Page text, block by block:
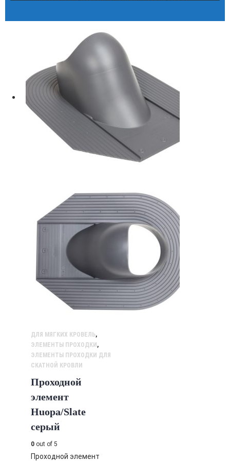
ДЛЯ МЯГКИХ КРОВЕЛЬ,
ЭЛЕМЕНТЫ ПРОХОДКИ ,
ЭЛЕМЕНТЫ ПРОХОДКИ ДЛЯ
СКАТНОЙ КРОВЛИ
Проходной
элемент
Huopa/Slate
серый
0 out of 5
Проходной элемент